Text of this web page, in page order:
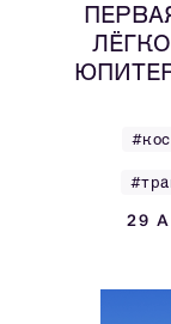
29